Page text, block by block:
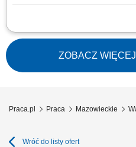
organizowanie przepływu sprzętu
prowadzenie dokumentacji oraz
stanu technicznego sprzętu i
koordynowanie dostaw, wysyłek
udział w pracach magazynowych,...
ZOBACZ
Praca.pl Praca Mazowieckie
Wróć do listy ofert